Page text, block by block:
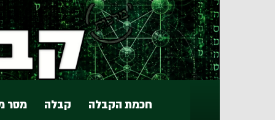
מסר קבלה חכמת הקבלה